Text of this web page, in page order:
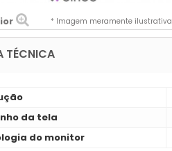
* Imagem meramente ilustrativa
TÉCNICA
da tela
do monitor